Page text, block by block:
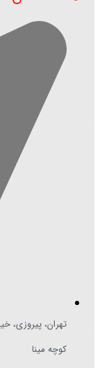
تهران، پیروزی،
کوچه مینا